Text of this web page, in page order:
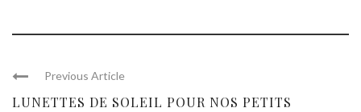
Previous Article
LUNETTES DE SOLEIL POUR NOS PETITS